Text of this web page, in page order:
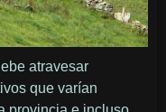
atravesar
que varían